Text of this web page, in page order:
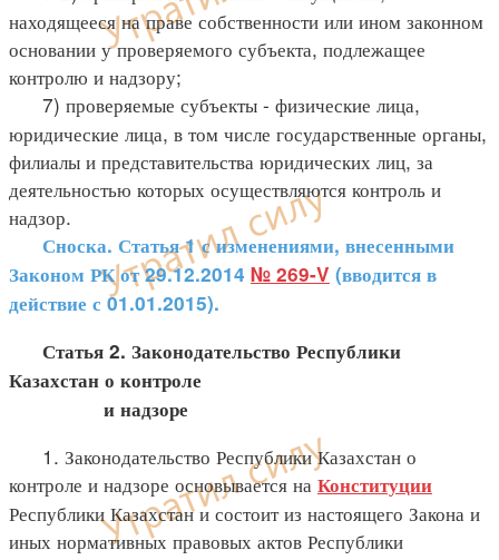
находящееся на праве собственности или ином законном
основании у проверяемого субъекта, подлежащее
контролю и надзору;
7) проверяемые субъекты - физические лица,
юридические лица, в том числе государственные органы,
филиалы и представительства юридических лиц, за
деятельностью которых осуществляются контроль и
надзор.
Сноска. Статья 1 с изменениями, внесенными
Законом РК от 29.12.2014 № 269-V (вводится в
действие с 01.01.2015).
Статья 2. Законодательство Республики
Казахстан о контроле
и надзоре
1. Законодательство Республики Казахстан о
контроле и надзоре основывается на Конституции
Республики Казахстан и состоит из настоящего Закона и
иных нормативных правовых актов Республики